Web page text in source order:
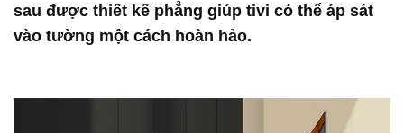
sau được thiết kế phẳng giúp tivi có thể áp sát
vào tường một cách hoàn hảo.